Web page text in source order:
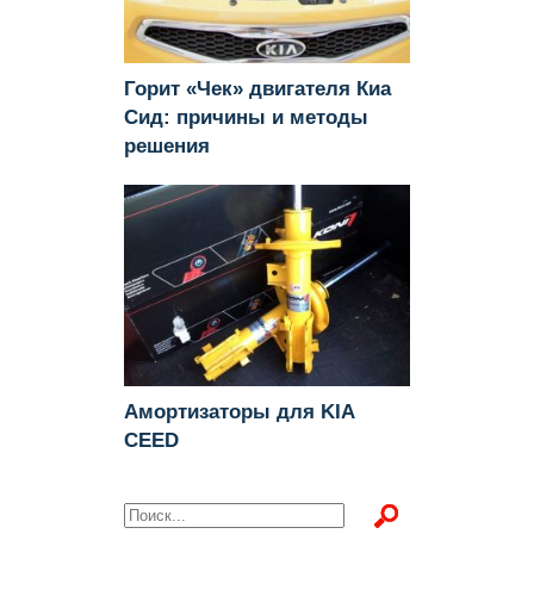
Горит «Чек» двигателя Киа
Сид: причины и методы
решения
Амортизаторы для KIA
CEED